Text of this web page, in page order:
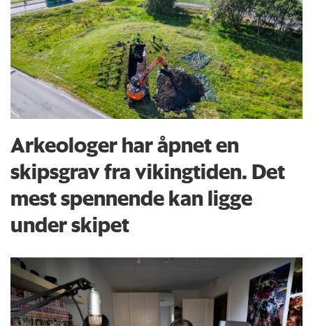
Arkeologer har åpnet en
skipsgrav fra vikingtiden. Det
mest spennende kan ligge
under skipet